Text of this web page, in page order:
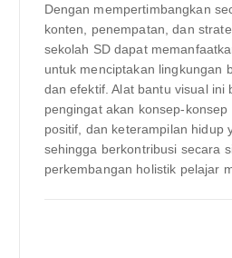
Dengan mempertimbangkan
konten, penempatan, dan
sekolah SD dapat
untuk menciptakan lingkungan
dan efektif. Alat bantu visual ini
pengingat akan konsep-
positif, dan keterampilan hidup
sehingga berkontribusi secara
perkembangan holistik pelajar